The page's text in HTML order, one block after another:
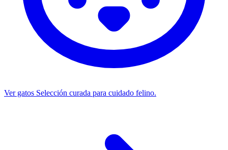
Ver gatos Selección curada para cuidado felino.